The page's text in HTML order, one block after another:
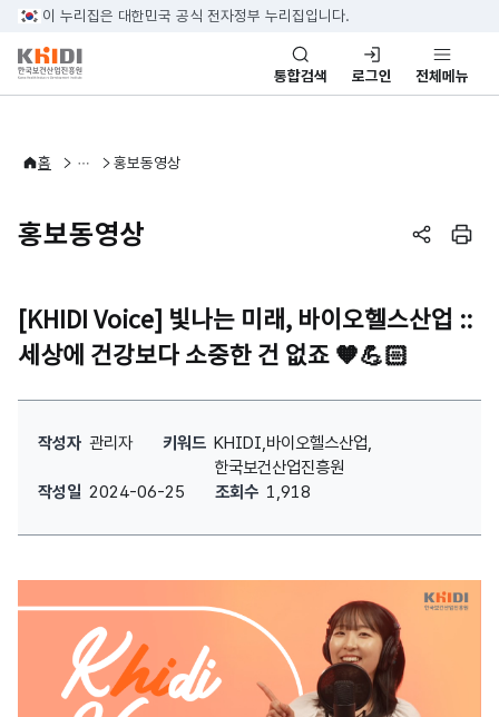
본문 바로가기
이 누리집은 대한민국 공식 전자정부 누리집입니다.
통합검색 로그인 전체메뉴
홈
KHIDI 소개
홍보자료 홍보동영상
홍보동영상 페이지 공
페이
[KHIDI Voice] 빛나는 미래, 바이오헬스산업 ::
세상에 건강보다 소중한 건 없죠 🧡💪🏻
[KHIDI Voice] 빛나는 미래, 바이오헬스산업 :: 세상에 건강보다 소
작성자 관리자 키워드 KHIDI,바이오헬스산업,
한국보건산업진흥원
작성일 2024-06-25 조회수 1,918